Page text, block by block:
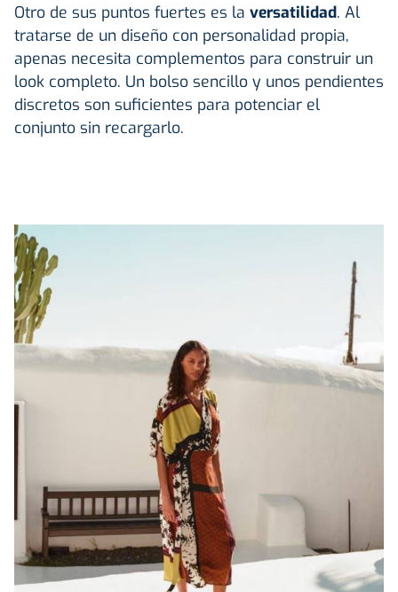
Otro de sus puntos fuertes es la versatilidad. Al
tratarse de un diseño con personalidad propia,
apenas necesita complementos para construir un
look completo. Un bolso sencillo y unos pendientes
discretos son suficientes para potenciar el
conjunto sin recargarlo.